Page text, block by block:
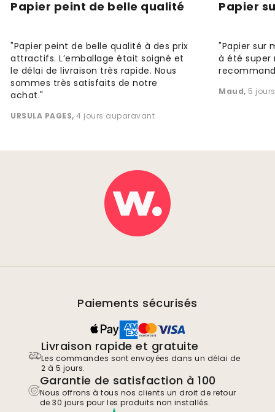
Papier peint de belle qualité
"Papier peint de belle qualité à des prix
attractifs. L’emballage était soigné et
le délai de livraison très rapide. Nous
sommes très satisfaits de notre
achat."
URSULA PAGES, 4 jours auparavant
Papier
"Papier sur
à été super
Maud, 5
Paiements sécurisés
Livraison rapide et gratuite
Les commandes sont envoyées dans un délai de
2 à 5 jours.
Garantie de satisfaction à 100
Nous offrons à tous nos clients un droit de retour
de 30 jours pour les produits non installés.